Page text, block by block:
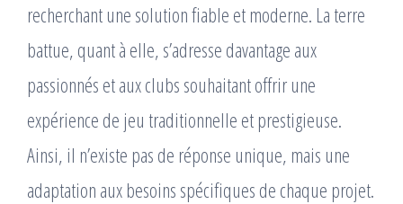
recherchant une solution fiable et moderne. La terre
battue, quant à elle, s’adresse davantage aux
passionnés et aux clubs souhaitant offrir une
expérience de jeu traditionnelle et prestigieuse.
Ainsi, il n’existe pas de réponse unique, mais une
adaptation aux besoins spécifiques de chaque projet.